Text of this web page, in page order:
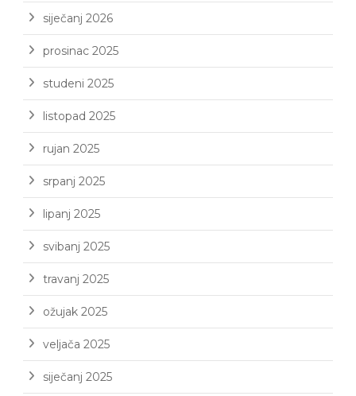
siječanj 2026
prosinac 2025
studeni 2025
listopad 2025
rujan 2025
srpanj 2025
lipanj 2025
svibanj 2025
travanj 2025
ožujak 2025
veljača 2025
siječanj 2025